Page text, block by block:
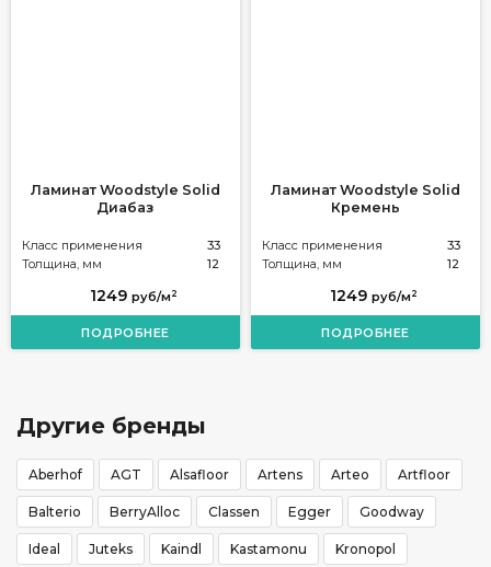
Ламинат Woodstyle Solid
Диабаз
Класс применения
33
Толщина, мм
12
1249 руб/м 2
ПОДРОБНЕЕ
Ламинат Woodstyle Solid
Кремень
Класс применения
33
Толщина, мм
12
1249 руб/м 2
ПОДРОБНЕЕ
Другие бренды
Aberhof AGT Alsafloor Artens Arteo Artfloor
Balterio BerryAlloc Classen Egger Goodway
Ideal Juteks Kaindl Kastamonu Kronopol